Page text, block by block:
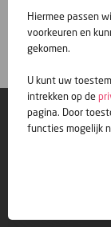
© 50PlusMatch
Hiermee passen
voorkeuren en
gekomen.
U kunt uw
intrekken op de
pagina. Door
functies mogelijk